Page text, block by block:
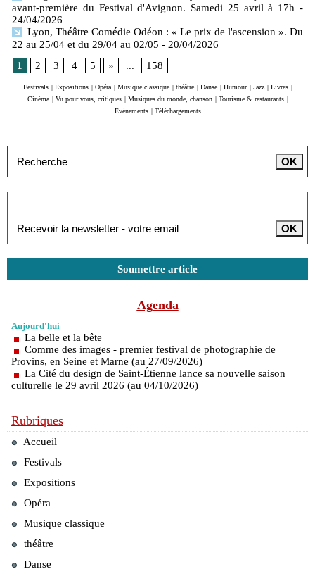
avant-première du Festival d'Avignon. Samedi 25 avril à 17h -
24/04/2026
Lyon, Théâtre Comédie Odéon : « Le prix de l'ascension ». Du
22 au 25/04 et du 29/04 au 02/05 - 20/04/2026
1
2 3 4 5 » ... 158
Festivals | Expositions | Opéra | Musique classique | théâtre | Danse | Humour | Jazz | Livres |
Cinéma | Vu pour vous, critiques | Musiques du monde, chanson | Tourisme & restaurants |
Evénements | Téléchargements
Soumettre article
Agenda
Aujourd'hui
La belle et la bête
Comme des images - premier festival de photographie de
Provins, en Seine et Marne (au 27/09/2026)
La Cité du design de Saint-Étienne lance sa nouvelle saison
culturelle le 29 avril 2026 (au 04/10/2026)
Rubriques
Accueil
Festivals
Expositions
Opéra
Musique classique
théâtre
Danse